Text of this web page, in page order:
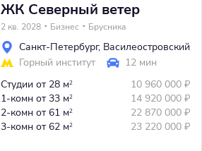
ЖК Северный ветер
2 кв. 2028 Бизнес Брусника
Санкт-Петербург, Василеостровский
Горный институт
12 мин
Студии от 28 м2 10 960 000 ₽
1-комн от 33 м2 14 920 000 ₽
2-комн от 61 м2 22 870 000 ₽
3-комн от 62 м2 23 220 000 ₽